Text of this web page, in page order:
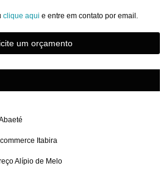
clique aqui e entre em contato por email.
um orçamento
Itabira
Alípio de Melo